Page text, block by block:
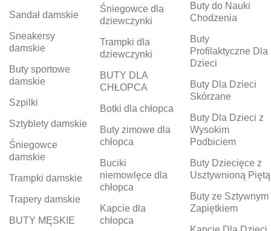
Sandał damskie
Sneakersy
damskie
Buty sportowe
damskie
Szpilki
Sztyblety damskie
Śniegowce
damskie
Trampki damskie
Trapery damskie
BUTY MĘSKIE
Śniegowce dla
dziewczynki
Trampki dla
dziewczynki
BUTY DLA
CHŁOPCA
Botki dla chłopca
Buty zimowe dla
chłopca
Buciki
niemowlęce dla
chłopca
Kapcie dla
chłopca
Buty do Nauki
Chodzenia
Buty
Profilaktyczne Dla
Dzieci
Buty Dla Dzieci
Skórzane
Buty Dla Dzieci z
Wysokim
Podbiciem
Buty Dziecięce z
Usztywnioną Piętą
Buty ze Sztywnym
Zapiętkiem